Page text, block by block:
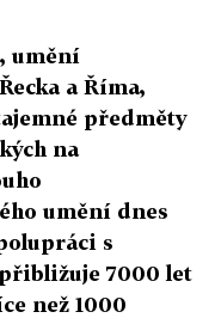
umění
a Říma,
předměty
na
umění dnes
s
7000 let
než 1000